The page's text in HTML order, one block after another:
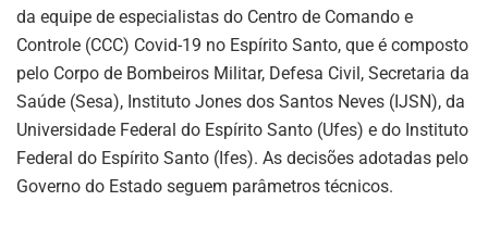
da equipe de especialistas do Centro de Comando e
Controle (CCC) Covid-19 no Espírito Santo, que é composto
pelo Corpo de Bombeiros Militar, Defesa Civil, Secretaria da
Saúde (Sesa), Instituto Jones dos Santos Neves (IJSN), da
Universidade Federal do Espírito Santo (Ufes) e do Instituto
Federal do Espírito Santo (Ifes). As decisões adotadas pelo
Governo do Estado seguem parâmetros técnicos.